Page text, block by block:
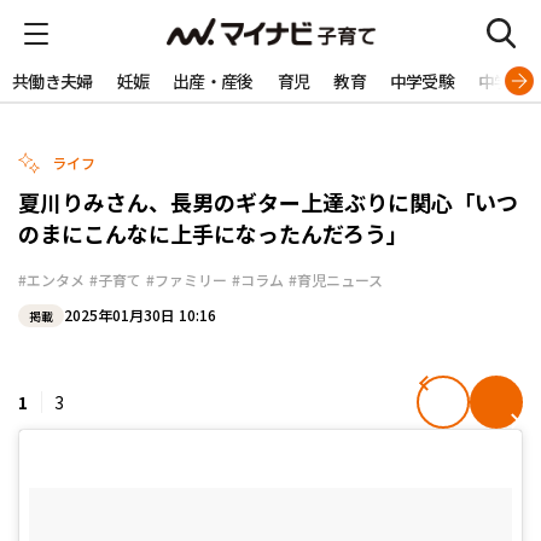
共働き夫婦 妊娠 出産・産後 育児 教育 中学受験 中学生
ライフ
夏川りみさん、長男のギター上達ぶりに関心「いつ
のまにこんなに上手になったんだろう」
#エンタメ #子育て #ファミリー #コラム #育児ニュース
掲載 2025年01月30日 10:16
1 3